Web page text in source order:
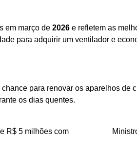
em março de 2026 e refletem as
para adquirir um ventilador e
chance para renovar os aparelhos de
os dias quentes.
R$ 5 milhões com